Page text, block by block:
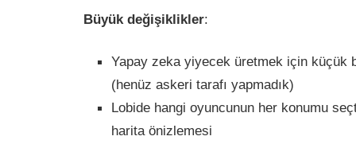
Büyük değişiklikler:
Yapay zeka yiyecek üretmek için küçük
(henüz askeri tarafı yapmadık)
Lobide hangi oyuncunun her konumu
harita önizlemesi